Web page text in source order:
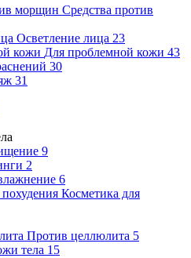
Средства против
Осветление лица 23
Для проблемной кожи 43
30
31
9
2
6
Косметика для
Против целлюлита 5
тела 15